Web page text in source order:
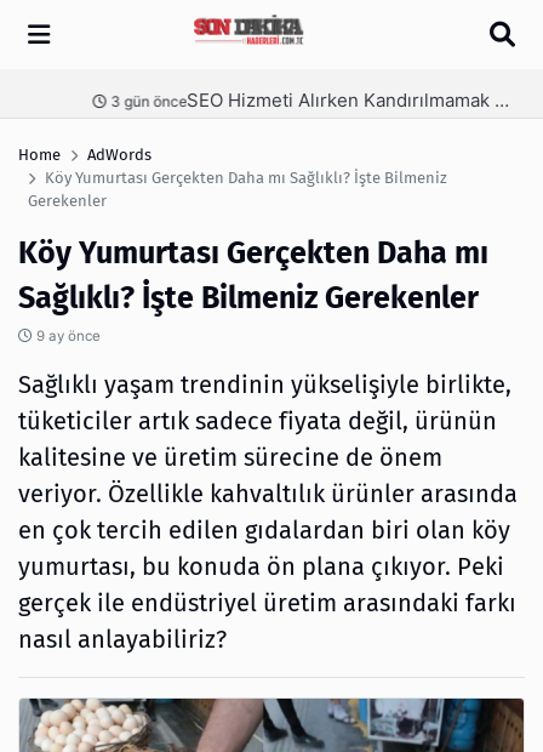
Arama
SEO Hizmeti Alırken Kandırılmamak İçin Bilinmesi Gerekenler 4 gün önce
Home
AdWords
Köy Yumurtası Gerçekten Daha mı Sağlıklı? İşte Bilmeniz
Gerekenler
Köy Yumurtası Gerçekten Daha mı
Sağlıklı? İşte Bilmeniz Gerekenler
9 ay önce
Sağlıklı yaşam trendinin yükselişiyle birlikte,
tüketiciler artık sadece fiyata değil, ürünün
kalitesine ve üretim sürecine de önem
veriyor. Özellikle kahvaltılık ürünler arasında
en çok tercih edilen gıdalardan biri olan köy
yumurtası, bu konuda ön plana çıkıyor. Peki
gerçek ile endüstriyel üretim arasındaki farkı
nasıl anlayabiliriz?